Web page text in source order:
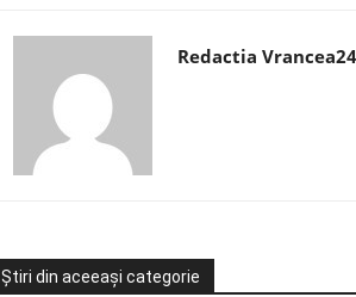
Redactia Vrancea24
Știri din aceeași categorie